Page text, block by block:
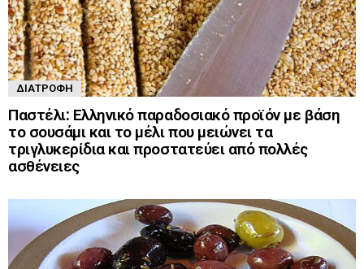
ΔΙΑΤΡΟΦΉ
Παστέλι: Ελληνικό παραδοσιακό προϊόν με βάση
το σουσάμι και το μέλι που μειώνει τα
τριγλυκερίδια και προστατεύει από πολλές
ασθένειες